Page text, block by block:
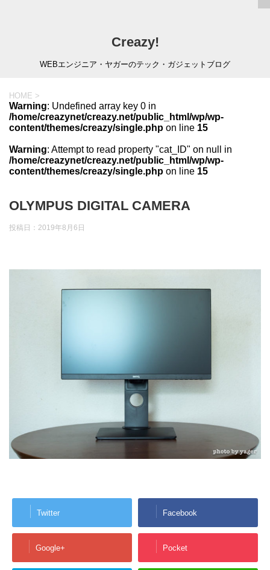
Creazy!
WEBエンジニア・ヤガーのテック・ガジェットブログ
HOME >
Warning: Undefined array key 0 in
/home/creazynet/creazy.net/public_html/wp/wp-
content/themes/creazy/single.php on line 15
Warning: Attempt to read property "cat_ID" on null in
/home/creazynet/creazy.net/public_html/wp/wp-
content/themes/creazy/single.php on line 15
OLYMPUS DIGITAL CAMERA
投稿日： 2019年8月6日
Twitter Facebook
Google+ Pocket